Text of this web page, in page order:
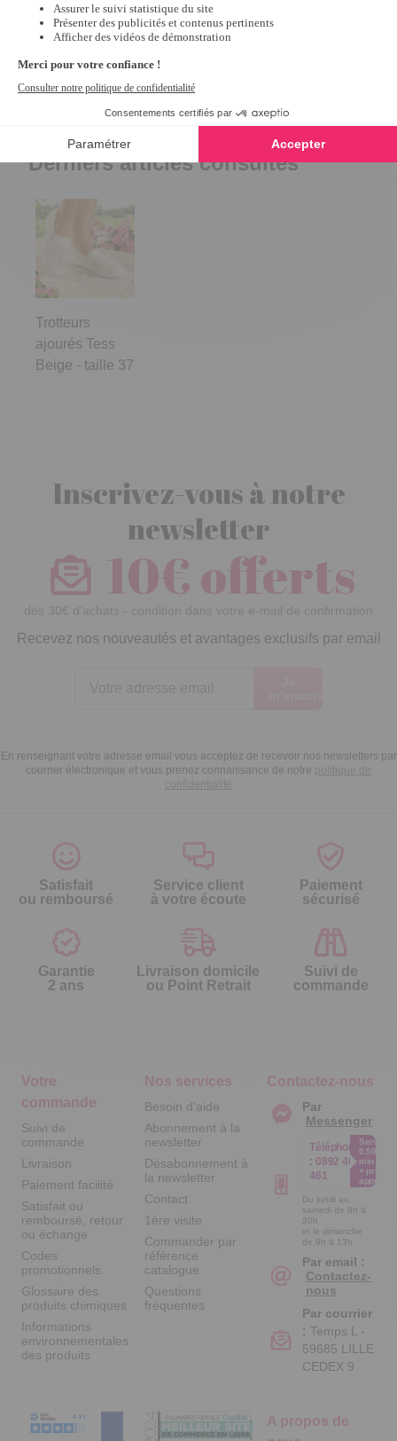
24,99 €
Derniers articles consultés
Trotteurs
ajourés Tess
Beige - taille 37
Inscrivez-vous à notre
newsletter
10€ offerts
dès 30€ d’achats - condition dans votre e-mail de confirmation
Recevez nos nouveautés et avantages exclusifs par email
En renseignant votre adresse email vous acceptez de recevoir nos newsletters par
courrier électronique et vous prenez connaissance de notre politique de
confidentialité
Satisfait
ou remboursé
Service client
à votre écoute
Paiement
sécurisé
Garantie
2 ans
Livraison domicile
ou Point Retrait
Suivi de
commande
Votre
commande
Suivi de
commande
Livraison
Paiement facilité
Satisfait ou
remboursé, retour
ou échange
Codes
promotionnels
Glossaire des
produits chimiques
Informations
environnementales
des produits
Nos services
Besoin d'aide
Abonnement à la
newsletter
Désabonnement à
la newsletter
Contact
1ère visite
Commander par
référence
catalogue
Questions
fréquentes
A propos de
Contactez-nous
Par
Messenger
Téléphone
: 0892 461
461
Service
0.50€ /
min
+ prix
appel
Du lundi au
samedi de 8h à
20h
et le dimanche
de 9h à 13h
Par email :
Contactez-
nous
Par courrier
: Temps L -
59685 LILLE
CEDEX 9